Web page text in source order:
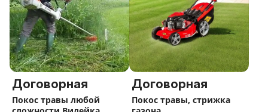
Договорная
Покос травы любой
Договорная
Покос травы, стрижка